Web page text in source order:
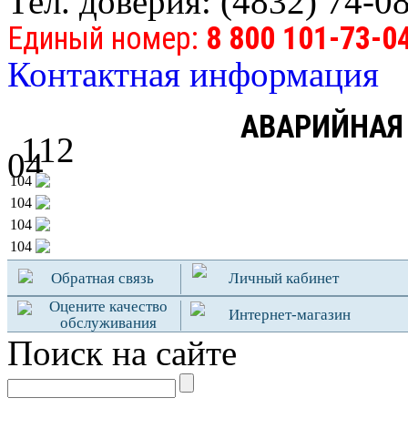
Единый номер: 8 800 101-73-
Контактная информация
04
112
104
104
104
104
Обратная связь
Личный кабинет
Оцените качество
обслуживания
Интернет-магазин
Поиск на сайте